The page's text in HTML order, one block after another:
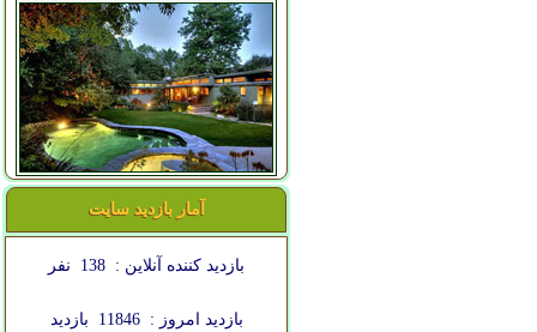
آمار بازدید سایت
بازدید کننده آنلاین : 138 نفر
بازدید امروز : 11846 بازدید